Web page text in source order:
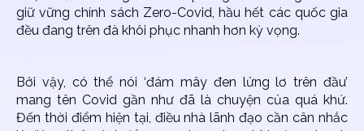
giữ vững chính sách Zero-Covid, hầu hết các quốc gia
đều đang trên đà khôi phục nhanh hơn kỳ vọng.
Bởi vậy, có thể nói ‘đám mây đen lửng lơ trên đầu’
mang tên Covid gần như đã là chuyện của quá khứ.
Đến thời điểm hiện tại, điều nhà lãnh đạo cần cân nhắc